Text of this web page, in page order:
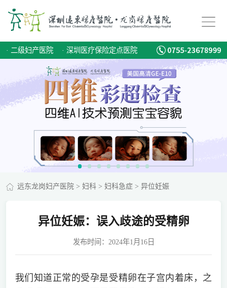
· 二级妇产医院 · 深圳医疗保险定点医院
远东龙岗妇产医院> 妇科> 妇科急症> 异位妊娠
异位妊娠：误入歧途的受精卵
发布时间：2024年1月16日
我们知道正常的受孕是受精卵在子宫内着床，之